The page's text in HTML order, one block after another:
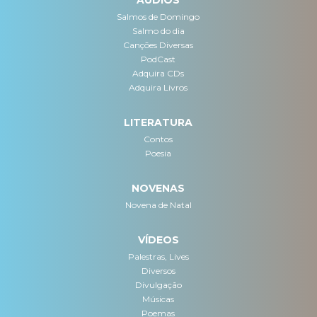
Salmos de Domingo
Salmo do dia
Canções Diversas
PodCast
Adquira CDs
Adquira Livros
LITERATURA
Contos
Poesia
NOVENAS
Novena de Natal
VÍDEOS
Palestras, Lives
Diversos
Divulgação
Músicas
Poemas